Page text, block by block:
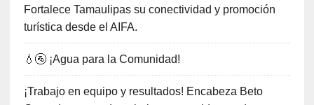
Fortalece Tamaulipas su conectividad y promoción
turística desde el AIFA.
💧🚰 ¡Agua para la Comunidad!
¡Trabajo en equipo y resultados! Encabeza Beto